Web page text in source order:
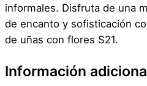
a
n
t
i
d
informales. Disfruta de una
de encanto y sofisticación
de uñas con flores S21.
Información